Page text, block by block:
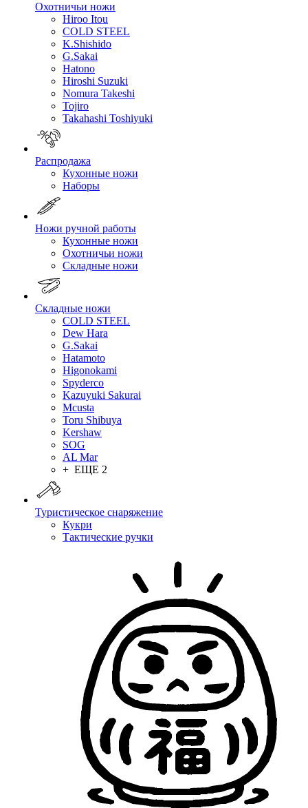
Охотничьи ножи
Hiroo Itou
COLD STEEL
K.Shishido
G.Sakai
Hatono
Hiroshi Suzuki
Nomura Takeshi
Tojiro
Takahashi Toshiyuki
Распродажа
Кухонные ножи
Наборы
Ножи ручной работы
Кухонные ножи
Охотничьи ножи
Складные ножи
Складные ножи
COLD STEEL
Dew Hara
G.Sakai
Hatamoto
Higonokami
Spyderco
Kazuyuki Sakurai
Mcusta
Toru Shibuya
Kershaw
SOG
AL Mar
+ ЕЩЕ 2
Туристическое снаряжение
Кукри
Тактические ручки